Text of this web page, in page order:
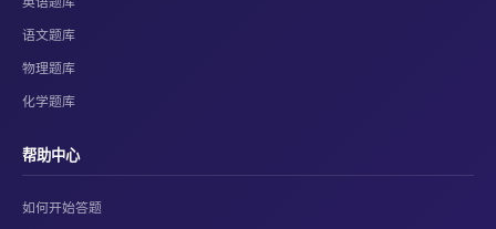
语文题库
物理题库
化学题库
帮助中心
如何开始答题